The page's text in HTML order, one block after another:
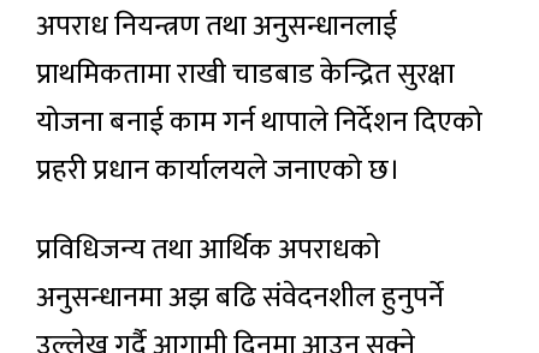
अपराध नियन्त्रण तथा अनुसन्धानलाई
प्राथमिकतामा राखी चाडबाड केन्द्रित सुरक्षा
योजना बनाई काम गर्न थापाले निर्देशन दिएको
प्रहरी प्रधान कार्यालयले जनाएको छ।
प्रविधिजन्य तथा आर्थिक अपराधको
अनुसन्धानमा अझ बढि संवेदनशील हुनुपर्ने